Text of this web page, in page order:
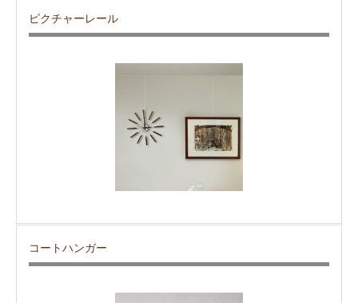
ピクチャーレール
コートハンガー